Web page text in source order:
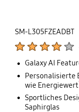
SM-L305FZEADBT
Galaxy AI
Personalisierte
wie Energiewert
Sportliches
Saphirglas